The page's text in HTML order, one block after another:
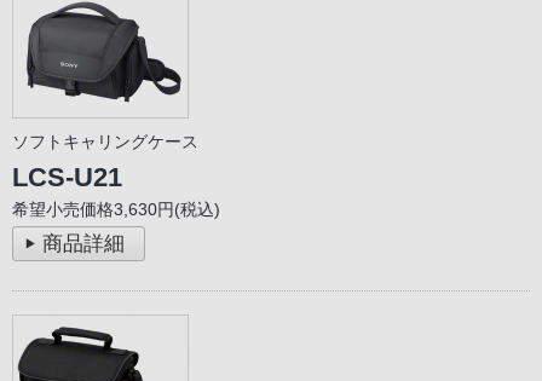
ソフトキャリングケース
LCS-U21
希望小売価格3,630円(税込)
商品詳細